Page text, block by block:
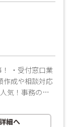
・受付窓口業
作成や相談対応
細へ